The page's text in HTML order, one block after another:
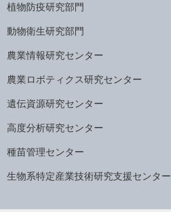
植物防疫研究部門
動物衛生研究部門
農業情報研究センター
農業ロボティクス研究センター
遺伝資源研究センター
高度分析研究センター
種苗管理センター
生物系特定産業技術研究支援センター